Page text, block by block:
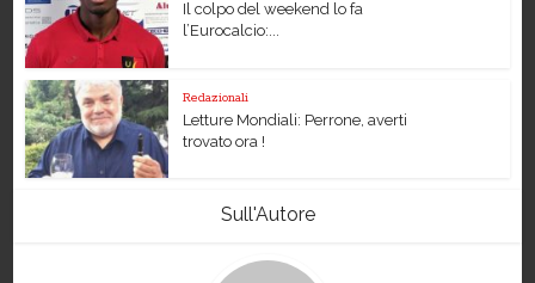
Il colpo del weekend lo fa
l’Eurocalcio:...
Redazionali
Letture Mondiali: Perrone, averti
trovato ora !
Sull'Autore